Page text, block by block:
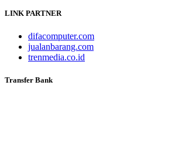
LINK PARTNER
difacomputer.com
jualanbarang.com
trenmedia.co.id
Transfer Bank